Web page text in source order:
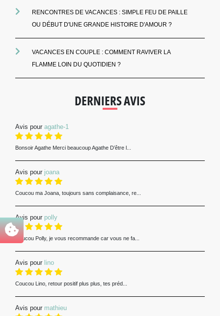
RENCONTRES DE VACANCES : SIMPLE FEU DE PAILLE
OU DÉBUT D'UNE GRANDE HISTOIRE D'AMOUR ?
VACANCES EN COUPLE : COMMENT RAVIVER LA
FLAMME LOIN DU QUOTIDIEN ?
DERNIERS AVIS
Avis pour agathe-1
Bonsoir Agathe Merci beaucoup Agathe D’être l...
Avis pour joana
Coucou ma Joana, toujours sans complaisance, re...
Avis pour polly
Coucou Polly, je vous recommande car vous ne fa...
Avis pour lino
Coucou Lino, retour positif plus plus, tes préd...
Avis pour mathieu